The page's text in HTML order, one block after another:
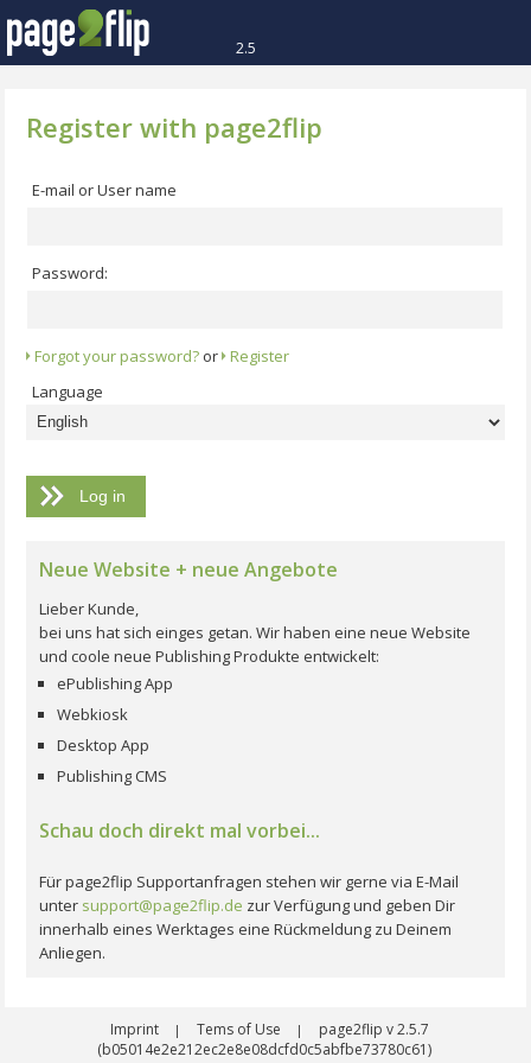
2.5
Register with page2flip
E-mail or User name
Password:
Forgot your password? or Register
Language
Neue Website + neue Angebote
Lieber Kunde,
bei uns hat sich einges getan. Wir haben eine neue Website
und coole neue Publishing Produkte entwickelt:
ePublishing App
Webkiosk
Desktop App
Publishing CMS
Schau doch direkt mal vorbei...
Für page2flip Supportanfragen stehen wir gerne via E-Mail
unter support@page2flip.de zur Verfügung und geben Dir
innerhalb eines Werktages eine Rückmeldung zu Deinem
Anliegen.
Imprint | Tems of Use |
page2flip v 2.5.7
(b05014e2e212ec2e8e08dcfd0c5abfbe73780c61)